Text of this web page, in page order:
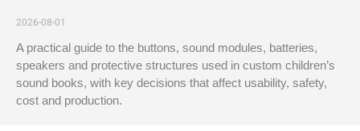
2026-08-01
A practical guide to the buttons, sound modules, batteries,
speakers and protective structures used in custom children’s
sound books, with key decisions that affect usability, safety,
cost and production.